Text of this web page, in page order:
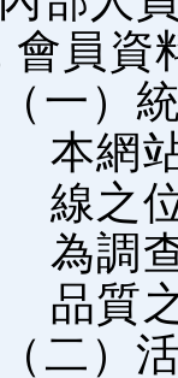
會員資
（一）
本網
線之
為調
品質
（二）